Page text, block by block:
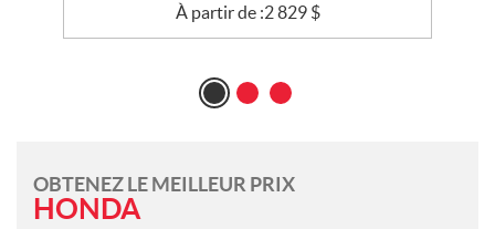
À partir de :2 829 $
OBTENEZ LE MEILLEUR PRIX
HONDA